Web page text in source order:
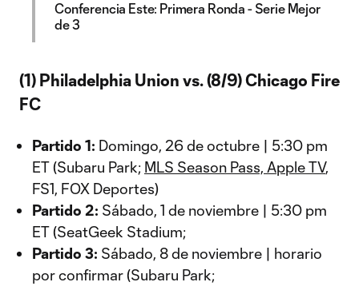
Conferencia Este: Primera Ronda - Serie Mejor
de 3
(1) Philadelphia Union vs. (8/9) Chicago Fire
FC
Partido 1: Domingo, 26 de octubre | 5:30 pm
ET (Subaru Park; MLS Season Pass, Apple TV,
FS1, FOX Deportes)
Partido 2: Sábado, 1 de noviembre | 5:30 pm
ET (SeatGeek Stadium;
Partido 3: Sábado, 8 de noviembre | horario
por confirmar (Subaru Park;